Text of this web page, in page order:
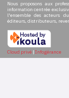
Nous proposons aux
information centrée
l'ensemble des acteurs
éditeurs, distributeurs,
Cloud privé | Infogérance